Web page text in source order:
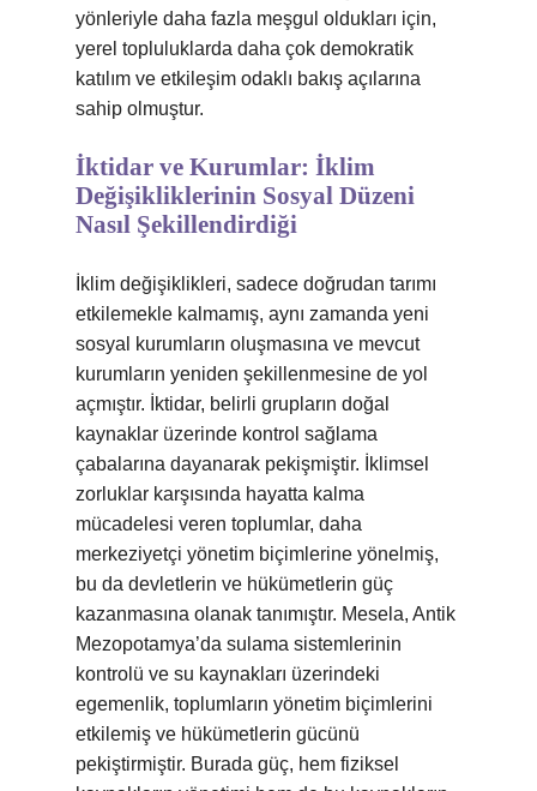
yönleriyle daha fazla meşgul oldukları için,
yerel topluluklarda daha çok demokratik
katılım ve etkileşim odaklı bakış açılarına
sahip olmuştur.
İktidar ve Kurumlar: İklim
Değişikliklerinin Sosyal Düzeni
Nasıl Şekillendirdiği
İklim değişiklikleri, sadece doğrudan tarımı
etkilemekle kalmamış, aynı zamanda yeni
sosyal kurumların oluşmasına ve mevcut
kurumların yeniden şekillenmesine de yol
açmıştır. İktidar, belirli grupların doğal
kaynaklar üzerinde kontrol sağlama
çabalarına dayanarak pekişmiştir. İklimsel
zorluklar karşısında hayatta kalma
mücadelesi veren toplumlar, daha
merkeziyetçi yönetim biçimlerine yönelmiş,
bu da devletlerin ve hükümetlerin güç
kazanmasına olanak tanımıştır. Mesela, Antik
Mezopotamya’da sulama sistemlerinin
kontrolü ve su kaynakları üzerindeki
egemenlik, toplumların yönetim biçimlerini
etkilemiş ve hükümetlerin gücünü
pekiştirmiştir. Burada güç, hem fiziksel